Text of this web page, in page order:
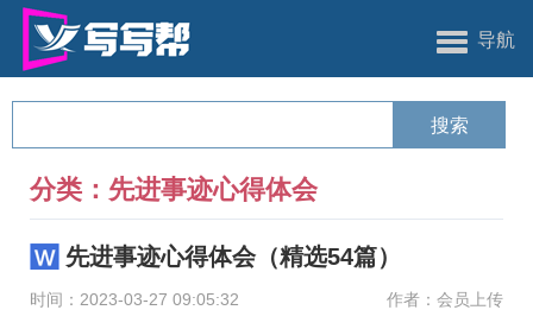
导航
分类：先进事迹心得体会
先进事迹心得体会（精选54篇）
时间：2023-03-27 09:05:32 作者：会员上传